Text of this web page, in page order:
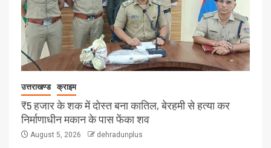
उत्तराखण्ड क्राइम
₹5 हजार के शक में दोस्त बना कातिल, बेरहमी से हत्या कर
निर्माणाधीन मकान के पास फेंका शव
August 5, 2026 dehradunplus